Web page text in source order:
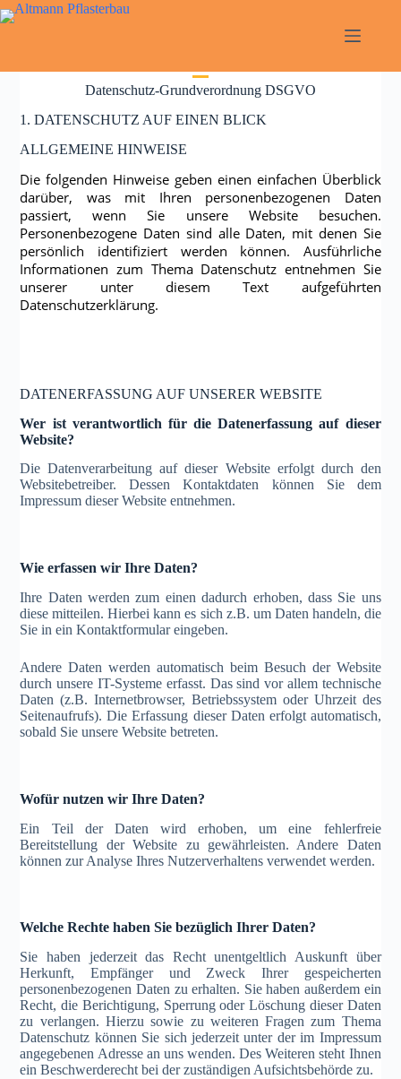
Zum
Inhalt
Datenschutz-Grundverordnung DSGVO
1. DATENSCHUTZ AUF EINEN BLICK
ALLGEMEINE HINWEISE
Die folgenden Hinweise geben einen einfachen Überblick
darüber, was mit Ihren personenbezogenen Daten
passiert, wenn Sie unsere Website besuchen.
Personenbezogene Daten sind alle Daten, mit denen Sie
persönlich identifiziert werden können. Ausführliche
Informationen zum Thema Datenschutz entnehmen Sie
unserer unter diesem Text aufgeführten
Datenschutzerklärung.
DATENERFASSUNG AUF UNSERER WEBSITE
Wer ist verantwortlich für die Datenerfassung auf dieser
Website?
Die Datenverarbeitung auf dieser Website erfolgt durch den
Websitebetreiber. Dessen Kontaktdaten können Sie dem
Impressum dieser Website entnehmen.
Wie erfassen wir Ihre Daten?
Ihre Daten werden zum einen dadurch erhoben, dass Sie uns
diese mitteilen. Hierbei kann es sich z.B. um Daten handeln, die
Sie in ein Kontaktformular eingeben.
Andere Daten werden automatisch beim Besuch der Website
durch unsere IT-Systeme erfasst. Das sind vor allem technische
Daten (z.B. Internetbrowser, Betriebssystem oder Uhrzeit des
Seitenaufrufs). Die Erfassung dieser Daten erfolgt automatisch,
sobald Sie unsere Website betreten.
Wofür nutzen wir Ihre Daten?
Ein Teil der Daten wird erhoben, um eine fehlerfreie
Bereitstellung der Website zu gewährleisten. Andere Daten
können zur Analyse Ihres Nutzerverhaltens verwendet werden.
Welche Rechte haben Sie bezüglich Ihrer Daten?
Sie haben jederzeit das Recht unentgeltlich Auskunft über
Herkunft, Empfänger und Zweck Ihrer gespeicherten
personenbezogenen Daten zu erhalten. Sie haben außerdem ein
Recht, die Berichtigung, Sperrung oder Löschung dieser Daten
zu verlangen. Hierzu sowie zu weiteren Fragen zum Thema
Datenschutz können Sie sich jederzeit unter der im Impressum
angegebenen Adresse an uns wenden. Des Weiteren steht Ihnen
ein Beschwerderecht bei der zuständigen Aufsichtsbehörde zu.